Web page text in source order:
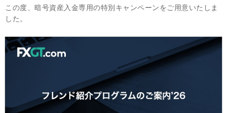
この度、暗号資産入金専用の特別キャンペーンをご用意いたしま
した。